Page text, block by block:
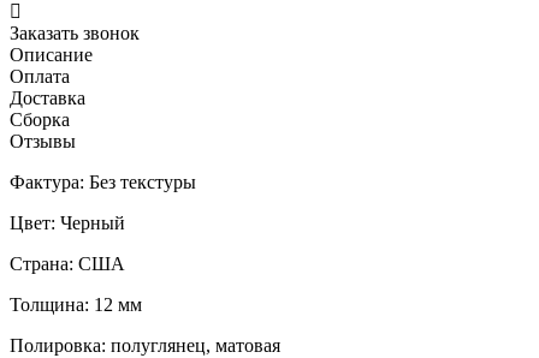
Заказать звонок
Описание
Оплата
Доставка
Сборка
Отзывы
Фактура: Без текстуры
Цвет: Черный
Страна: США
Толщина: 12 мм
Полировка: полуглянец, матовая